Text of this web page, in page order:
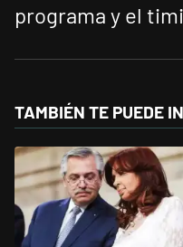
programa y el
TAMBIÉN TE PUEDE